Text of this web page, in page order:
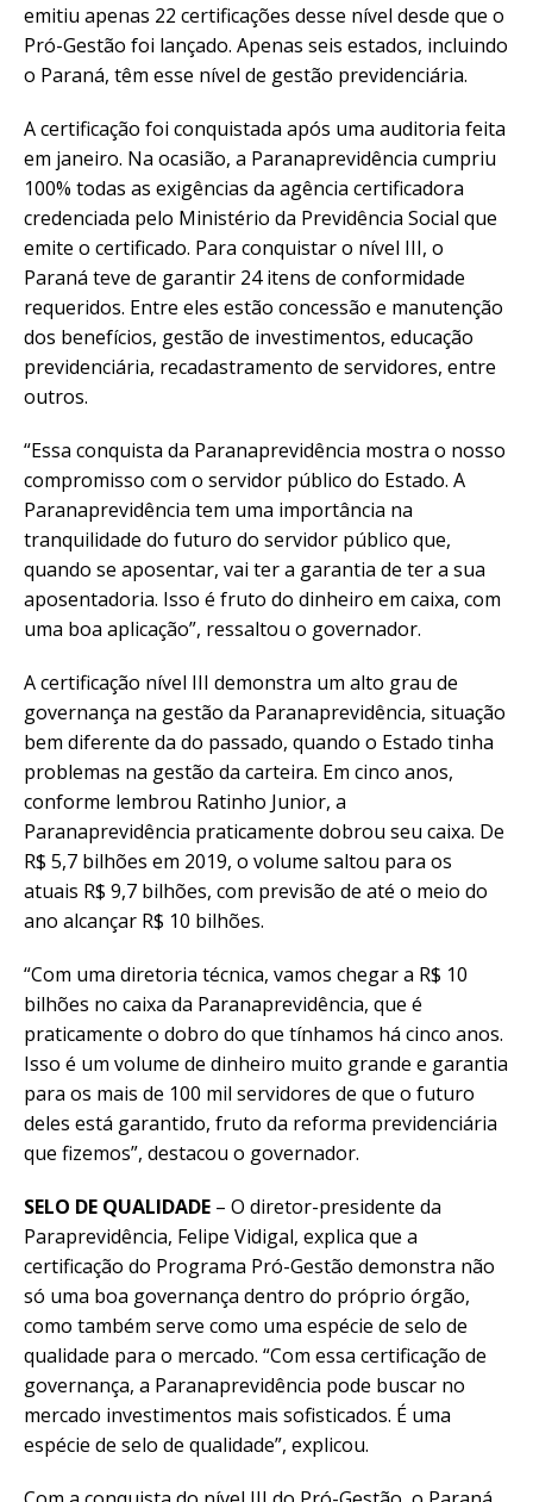
emitiu apenas 22 certificações desse nível desde que o
Pró-Gestão foi lançado. Apenas seis estados, incluindo
o Paraná, têm esse nível de gestão previdenciária.
A certificação foi conquistada após uma auditoria feita
em janeiro. Na ocasião, a Paranaprevidência cumpriu
100% todas as exigências da agência certificadora
credenciada pelo Ministério da Previdência Social que
emite o certificado. Para conquistar o nível III, o
Paraná teve de garantir 24 itens de conformidade
requeridos. Entre eles estão concessão e manutenção
dos benefícios, gestão de investimentos, educação
previdenciária, recadastramento de servidores, entre
outros.
“Essa conquista da Paranaprevidência mostra o nosso
compromisso com o servidor público do Estado. A
Paranaprevidência tem uma importância na
tranquilidade do futuro do servidor público que,
quando se aposentar, vai ter a garantia de ter a sua
aposentadoria. Isso é fruto do dinheiro em caixa, com
uma boa aplicação”, ressaltou o governador.
A certificação nível III demonstra um alto grau de
governança na gestão da Paranaprevidência, situação
bem diferente da do passado, quando o Estado tinha
problemas na gestão da carteira. Em cinco anos,
conforme lembrou Ratinho Junior, a
Paranaprevidência praticamente dobrou seu caixa. De
R$ 5,7 bilhões em 2019, o volume saltou para os
atuais R$ 9,7 bilhões, com previsão de até o meio do
ano alcançar R$ 10 bilhões.
“Com uma diretoria técnica, vamos chegar a R$ 10
bilhões no caixa da Paranaprevidência, que é
praticamente o dobro do que tínhamos há cinco anos.
Isso é um volume de dinheiro muito grande e garantia
para os mais de 100 mil servidores de que o futuro
deles está garantido, fruto da reforma previdenciária
que fizemos”, destacou o governador.
SELO DE QUALIDADE – O diretor-presidente da
Paraprevidência, Felipe Vidigal, explica que a
certificação do Programa Pró-Gestão demonstra não
só uma boa governança dentro do próprio órgão,
como também serve como uma espécie de selo de
qualidade para o mercado. “Com essa certificação de
governança, a Paranaprevidência pode buscar no
mercado investimentos mais sofisticados. É uma
espécie de selo de qualidade”, explicou.